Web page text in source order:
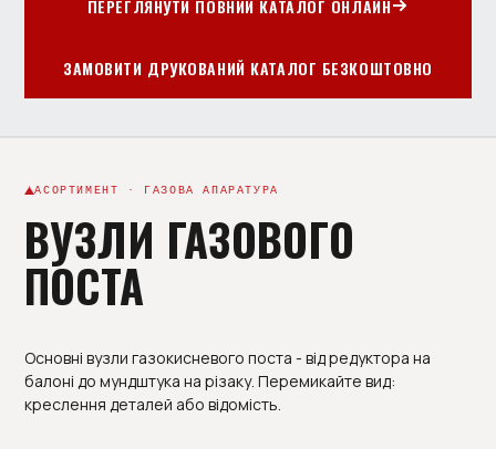
ПЕРЕГЛЯНУТИ ПОВНИЙ КАТАЛОГ ОНЛАЙН
ЗАМОВИТИ ДРУКОВАНИЙ КАТАЛОГ БЕЗКОШТОВНО
АСОРТИМЕНТ · ГАЗОВА АПАРАТУРА
ВУЗЛИ ГАЗОВОГО
ПОСТА
Основні вузли газокисневого поста - від редуктора на
балоні до мундштука на різаку. Перемикайте вид:
креслення деталей або відомість.